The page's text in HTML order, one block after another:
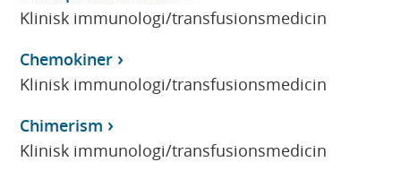
Klinisk immunologi/transfusionsmedicin
Chemokiner
Klinisk immunologi/transfusionsmedicin
Chimerism
Klinisk immunologi/transfusionsmedicin